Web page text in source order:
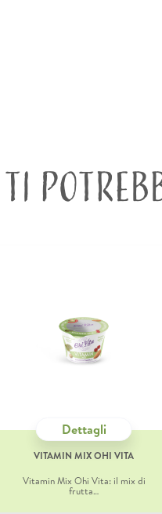
TI
Dettagli
VITAMIN MIX OHI VITA
Vitamin Mix Ohi Vita: il mix di
frutta…